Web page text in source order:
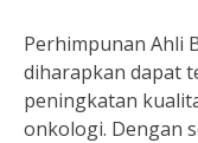
Perhimpunan Ahli
diharapkan dapat
peningkatan
onkologi. Dengan